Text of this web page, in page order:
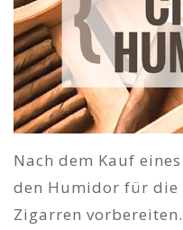
Nach dem Kauf
den Humidor für
Zigarren